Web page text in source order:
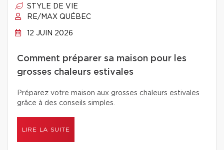
STYLE DE VIE
RE/MAX QUÉBEC
12 JUIN 2026
Comment préparer sa maison pour les
grosses chaleurs estivales
Préparez votre maison aux grosses chaleurs estivales
grâce à des conseils simples.
LIRE LA SUITE